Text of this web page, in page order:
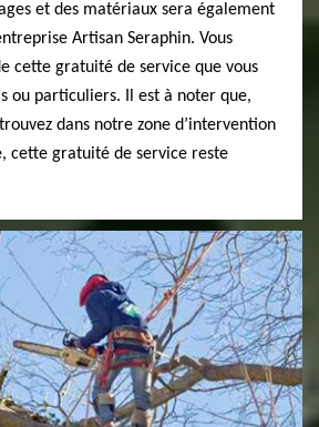
et des matériaux sera également
Artisan Seraphin. Vous
cette gratuité de service que vous
ou particuliers. Il est à noter que,
dans notre zone d’intervention
cette gratuité de service reste